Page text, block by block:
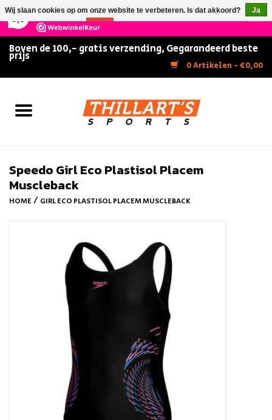
147 Reviews ×
Boven de 100,- gratis verzending, Gegarandeerd beste
prijs
0 Artikelen - €0,00
Home
Inline Skates
FITNESS & ULTIMATE SHAPE
Speedo Girl Eco Plastisol Placem
Muscleback
HOME / GIRL ECO PLASTISOL PLACEM MUSCLEBACK
Wij slaan cookies op om onze website te verbeteren. Is dat akkoord?
Ja
Nee